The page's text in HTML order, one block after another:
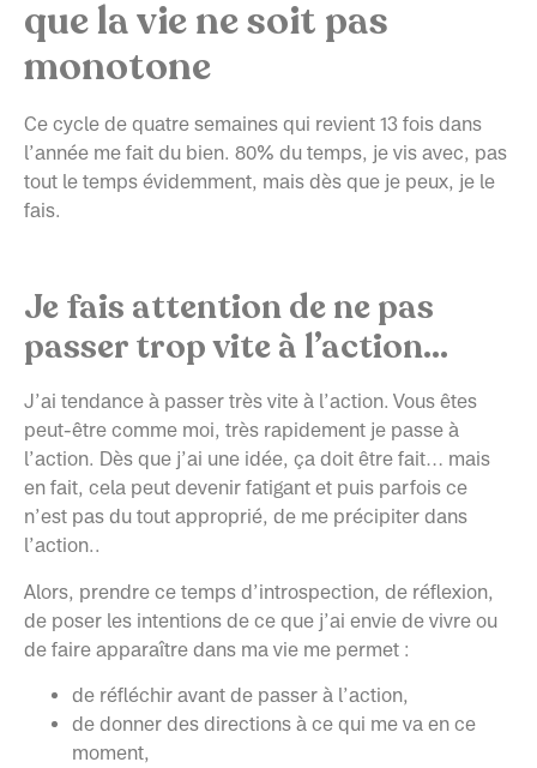
que la vie ne soit pas
monotone
Ce cycle de quatre semaines qui revient 13 fois dans
l’année me fait du bien. 80% du temps, je vis avec, pas
tout le temps évidemment, mais dès que je peux, je le
fais.
Je fais attention de ne pas
passer trop vite à l’action…
J’ai tendance à passer très vite à l’action. Vous êtes
peut-être comme moi, très rapidement je passe à
l’action. Dès que j’ai une idée, ça doit être fait… mais
en fait, cela peut devenir fatigant et puis parfois ce
n’est pas du tout approprié, de me précipiter dans
l’action..
Alors, prendre ce temps d’introspection, de réflexion,
de poser les intentions de ce que j’ai envie de vivre ou
de faire apparaître dans ma vie me permet :
de réfléchir avant de passer à l’action,
de donner des directions à ce qui me va en ce
moment,